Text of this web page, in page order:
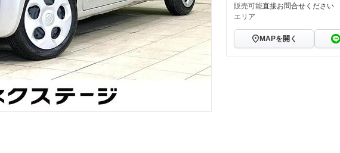
販売可能
エリア
直接お問合せください
MAPを開く